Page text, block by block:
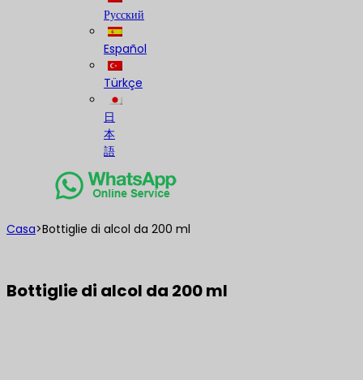
Русский
Español
Türkçe
日
本
語
Casa>Bottiglie di alcol da 200 ml
Bottiglie di alcol da 200 ml